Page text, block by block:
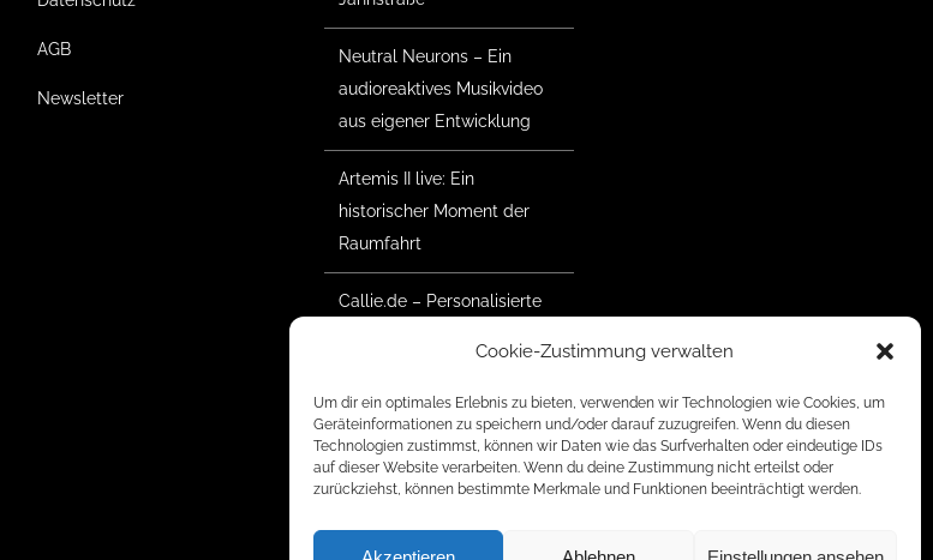
Cookie-Zustimmung verwalten
Um dir ein optimales Erlebnis zu bieten, verwenden wir Technologien wie Cookies, um
Geräteinformationen zu speichern und/oder darauf zuzugreifen. Wenn du diesen
Technologien zustimmst, können wir Daten wie das Surfverhalten oder eindeutige IDs
auf dieser Website verarbeiten. Wenn du deine Zustimmung nicht erteilst oder
zurückziehst, können bestimmte Merkmale und Funktionen beeinträchtigt werden.
AGB
Newsletter
Neutral Neurons – Ein
audioreaktives Musikvideo
aus eigener Entwicklung
Artemis II live: Ein
historischer Moment der
Raumfahrt
Callie.de – Personalisierte
Waldsommer Geretsried
2025 – Der Aufbau hat
begonnen